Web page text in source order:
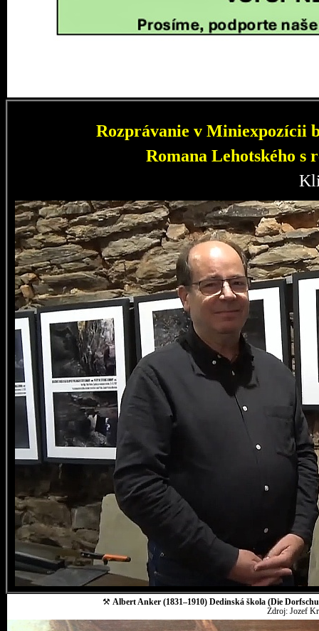
Rozprávanie v Miniexpozícii
Romana Lehotského s
⚒ Albert Anker (1831–1910) Dedinská škola (Die
Zdroj: Jozef